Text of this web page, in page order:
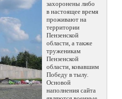
захоронены либо
в настоящее время
проживают на
территории
Пензенской
области, а также
труженикам
Пензенской
области, ковавшим
Победу в тылу.
Основой
наполнения сайта